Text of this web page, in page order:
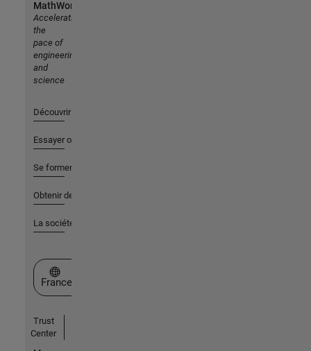
MathWorks
Accelerating
the
pace of
engineering
and
science
Découvrir les produits
Essayer ou acheter
Se former
Obtenir de l'aide
La société
Sélectionner un site web
France
Trust
Center